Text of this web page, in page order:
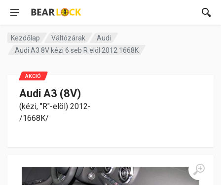
Kezdőlap Váltózárak
Audi
Audi A3 8V kézi 6 seb R elöl 2012 1668K
Audi A3 (8V)
(kézi, "R"-elöl) 2012-
/1668K/
AKCIÓ